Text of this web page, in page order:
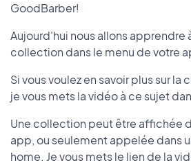
GoodBarber!
Aujourd'hui nous allons apprendre
collection dans le menu de votre
Si vous voulez en savoir plus sur
je vous mets la vidéo à ce sujet
Une collection peut être affichée
app, ou seulement appelée dans
home. Je vous mets le lien de la